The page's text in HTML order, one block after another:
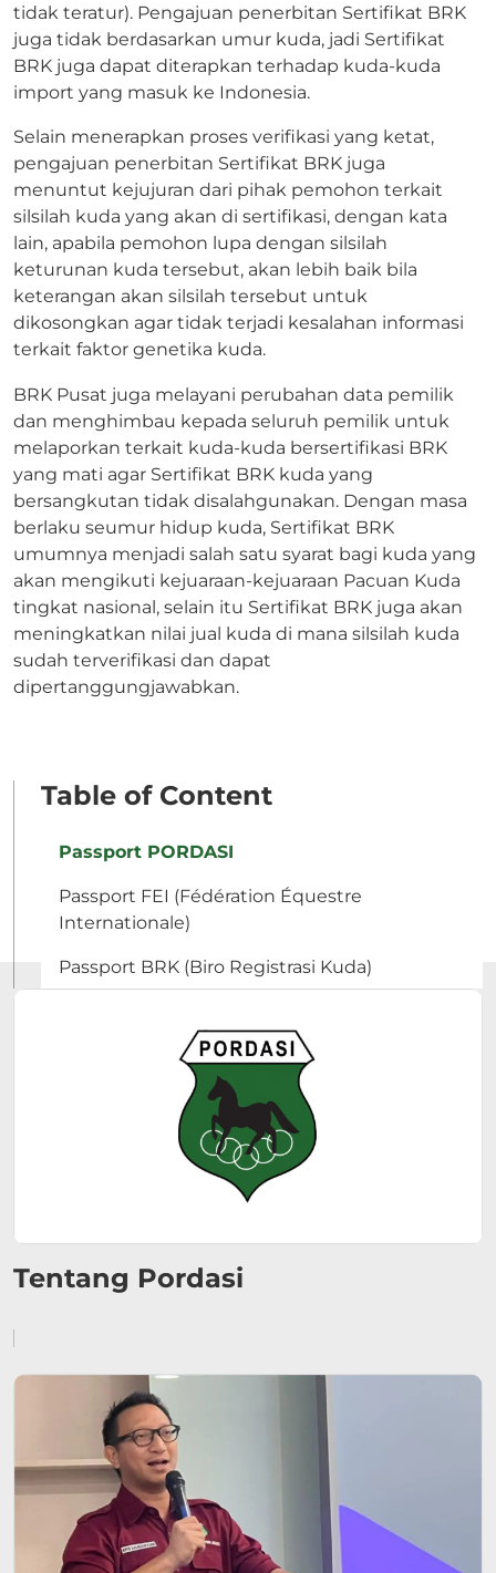
tidak teratur). Pengajuan penerbitan Sertifikat BRK
juga tidak berdasarkan umur kuda, jadi Sertifikat
BRK juga dapat diterapkan terhadap kuda-kuda
import yang masuk ke Indonesia.
Selain menerapkan proses verifikasi yang ketat,
pengajuan penerbitan Sertifikat BRK juga
menuntut kejujuran dari pihak pemohon terkait
silsilah kuda yang akan di sertifikasi, dengan kata
lain, apabila pemohon lupa dengan silsilah
keturunan kuda tersebut, akan lebih baik bila
keterangan akan silsilah tersebut untuk
dikosongkan agar tidak terjadi kesalahan informasi
terkait faktor genetika kuda.
BRK Pusat juga melayani perubahan data pemilik
dan menghimbau kepada seluruh pemilik untuk
melaporkan terkait kuda-kuda bersertifikasi BRK
yang mati agar Sertifikat BRK kuda yang
bersangkutan tidak disalahgunakan. Dengan masa
berlaku seumur hidup kuda, Sertifikat BRK
umumnya menjadi salah satu syarat bagi kuda yang
akan mengikuti kejuaraan-kejuaraan Pacuan Kuda
tingkat nasional, selain itu Sertifikat BRK juga akan
meningkatkan nilai jual kuda di mana silsilah kuda
sudah terverifikasi dan dapat
dipertanggungjawabkan.
Table of Content
Passport PORDASI
Passport FEI (Fédération Équestre
Internationale)
Passport BRK (Biro Registrasi Kuda)
Tentang Pordasi